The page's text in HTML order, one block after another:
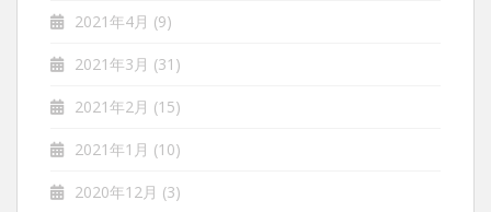
2021年4月 (9)
2021年3月 (31)
2021年2月 (15)
2021年1月 (10)
2020年12月 (3)